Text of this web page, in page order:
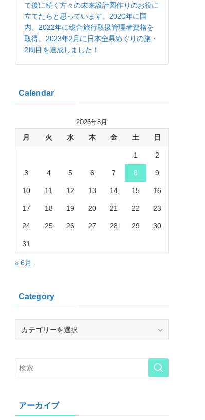
て後に続く方々の未来設計図作りのお役に
立てたらと思っています。2020年に国
内、2022年に総合旅行取扱管理者資格を
取得。2023年2月に日本全県めぐりの旅・
2周目を達成しました！
Calendar
2026年8月
月 火 水 木 金 土 日
1 2
3 4 5 6 7 8 9
10 11 12 13 14 15 16
17 18 19 20 21 22 23
24 25 26 27 28 29 30
31
« 6月
Category
アーカイブ